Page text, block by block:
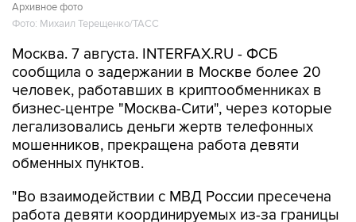
Архивное фото
Фото: Михаил Терещенко/ТАСС
Москва. 7 августа. INTERFAX.RU - ФСБ
сообщила о задержании в Москве более 20
человек, работавших в криптообменниках в
бизнес-центре "Москва-Сити", через которые
легализовались деньги жертв телефонных
мошенников, прекращена работа девяти
обменных пунктов.
"Во взаимодействии с МВД России пресечена
работа девяти координируемых из-за границы